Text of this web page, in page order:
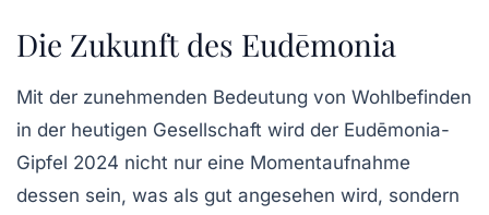
Die Zukunft des Eudēmonia
Mit der zunehmenden Bedeutung von Wohlbefinden
in der heutigen Gesellschaft wird der Eudēmonia-
Gipfel 2024 nicht nur eine Momentaufnahme
dessen sein, was als gut angesehen wird, sondern